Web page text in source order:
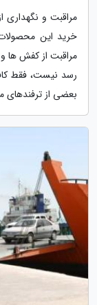
مراقبت و
خرید این
مراقبت از کفش ها
رسد نیست، فقط
بعضی از ترفندهای